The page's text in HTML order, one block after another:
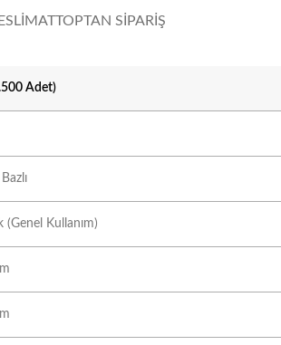
TOPTAN SIPARIŞ
Adet)
(Genel Kullanım)